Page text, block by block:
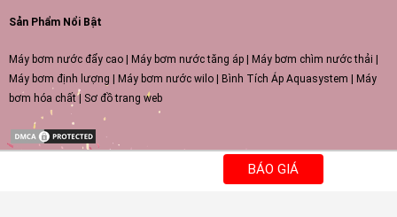
BÁO GIÁ
Sản Phẩm Nổi Bật
Máy bơm nước đẩy cao Máy bơm nước tăng áp Máy bơm chìm nước thải
Máy bơm định lượng
Máy bơm nước wilo Bình Tích Áp Aquasystem
Máy
bơm hóa chất| Sơ đồ trang web